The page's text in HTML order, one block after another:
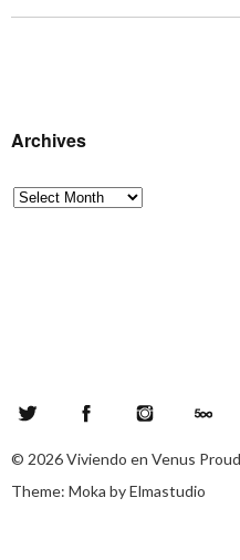
Archives
Archives
© 2026Viviendo en Venus
Theme: Moka byElmastudio